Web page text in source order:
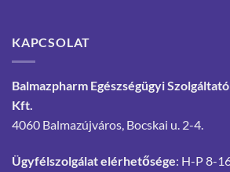
KAPCSOLAT
Balmazpharm Egészségügyi
Kft.
4060 Balmazújváros, Bocskai u. 2-4.
Ügyfélszolgálat elérhetősége: H-P 8-